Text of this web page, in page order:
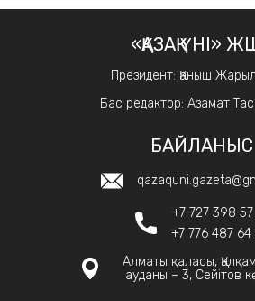
«ҚАЗАҚ ҮНІ»
Президент: Қаныш
Бас редактор: Азамат
БАЙЛАНЫС
+7 727 398 57
+7 776 487 64
Алматы қаласы,
ауданы – 3, Сейітов